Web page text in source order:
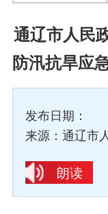
通辽市人民
防汛抗旱应
发布日期：
来源：通辽市
朗读